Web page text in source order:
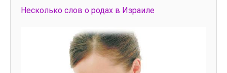
Несколько слов о родах в Израиле